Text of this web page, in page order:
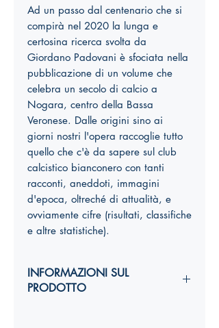
Ad un passo dal centenario che si
compirà nel 2020 la lunga e
certosina ricerca svolta da
Giordano Padovani è sfociata nella
pubblicazione di un volume che
celebra un secolo di calcio a
Nogara, centro della Bassa
Veronese. Dalle origini sino ai
giorni nostri l'opera raccoglie tutto
quello che c'è da sapere sul club
calcistico bianconero con tanti
racconti, aneddoti, immagini
d'epoca, oltreché di attualità, e
ovviamente cifre (risultati, classifiche
e altre statistiche).
INFORMAZIONI SUL
PRODOTTO